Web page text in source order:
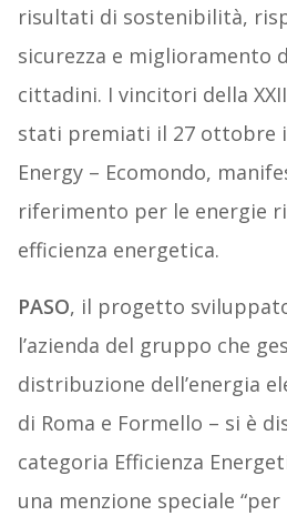
risultati di sostenibilità,
sicurezza e miglioramento
cittadini. I vincitori della
stati premiati il 27 ottobre
Energy – Ecomondo,
riferimento per le energie
efficienza energetica.
PASO, il progetto
l’azienda del gruppo che
distribuzione dell’energia
di Roma e Formello – si è
categoria Efficienza
una menzione speciale